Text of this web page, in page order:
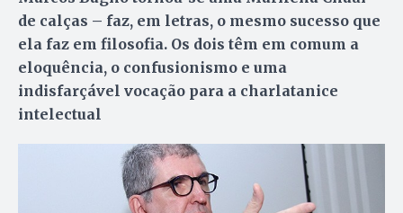
de calças – faz, em letras, o mesmo sucesso que
ela faz em filosofia. Os dois têm em comum a
eloquência, o confusionismo e uma
indisfarçável vocação para a charlatanice
intelectual